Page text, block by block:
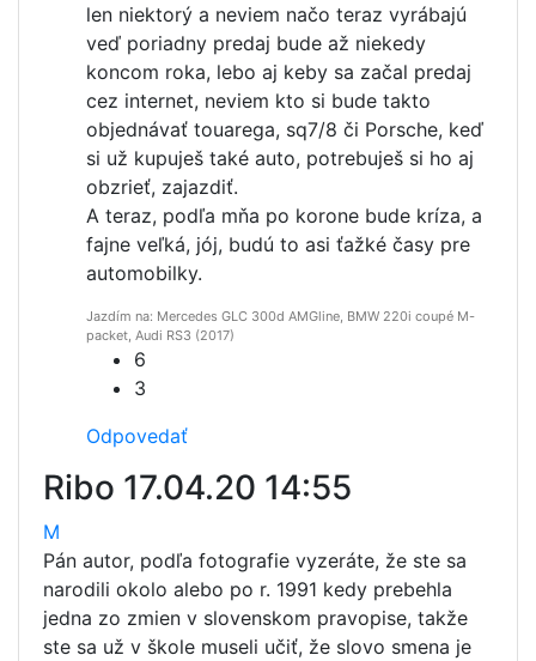
len niektorý a neviem načo teraz vyrábajú
veď poriadny predaj bude až niekedy
koncom roka, lebo aj keby sa začal predaj
cez internet, neviem kto si bude takto
objednávať touarega, sq7/8 či Porsche, keď
si už kupuješ také auto, potrebuješ si ho aj
obzrieť, zajazdiť.
A teraz, podľa mňa po korone bude kríza, a
fajne veľká, jój, budú to asi ťažké časy pre
automobilky.
Jazdím na: Mercedes GLC 300d AMGline, BMW 220i coupé M-
packet, Audi RS3 (2017)
6
3
Odpovedať
Ribo 17.04.20 14:55
M
Pán autor, podľa fotografie vyzeráte, že ste sa
narodili okolo alebo po r. 1991 kedy prebehla
jedna zo zmien v slovenskom pravopise, takže
ste sa už v škole museli učiť, že slovo smena je